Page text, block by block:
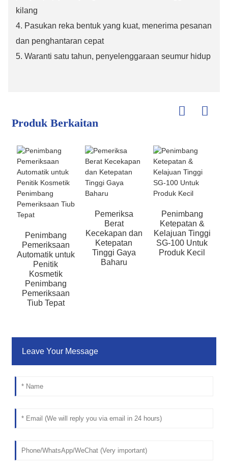
kilang
4. Pasukan reka bentuk yang kuat, menerima pesanan
dan penghantaran cepat
5. Waranti satu tahun, penyelenggaraan seumur hidup
Produk Berkaitan
Penimbang
Pemeriksaan
Automatik untuk
Penitik
Kosmetik
Penimbang
Pemeriksaan
Tiub Tepat
Pemeriksa
Berat
Kecekapan dan
Ketepatan
Tinggi Gaya
Baharu
Penimbang
Ketepatan &
Kelajuan Tinggi
SG-100 Untuk
Produk Kecil
Leave Your Message